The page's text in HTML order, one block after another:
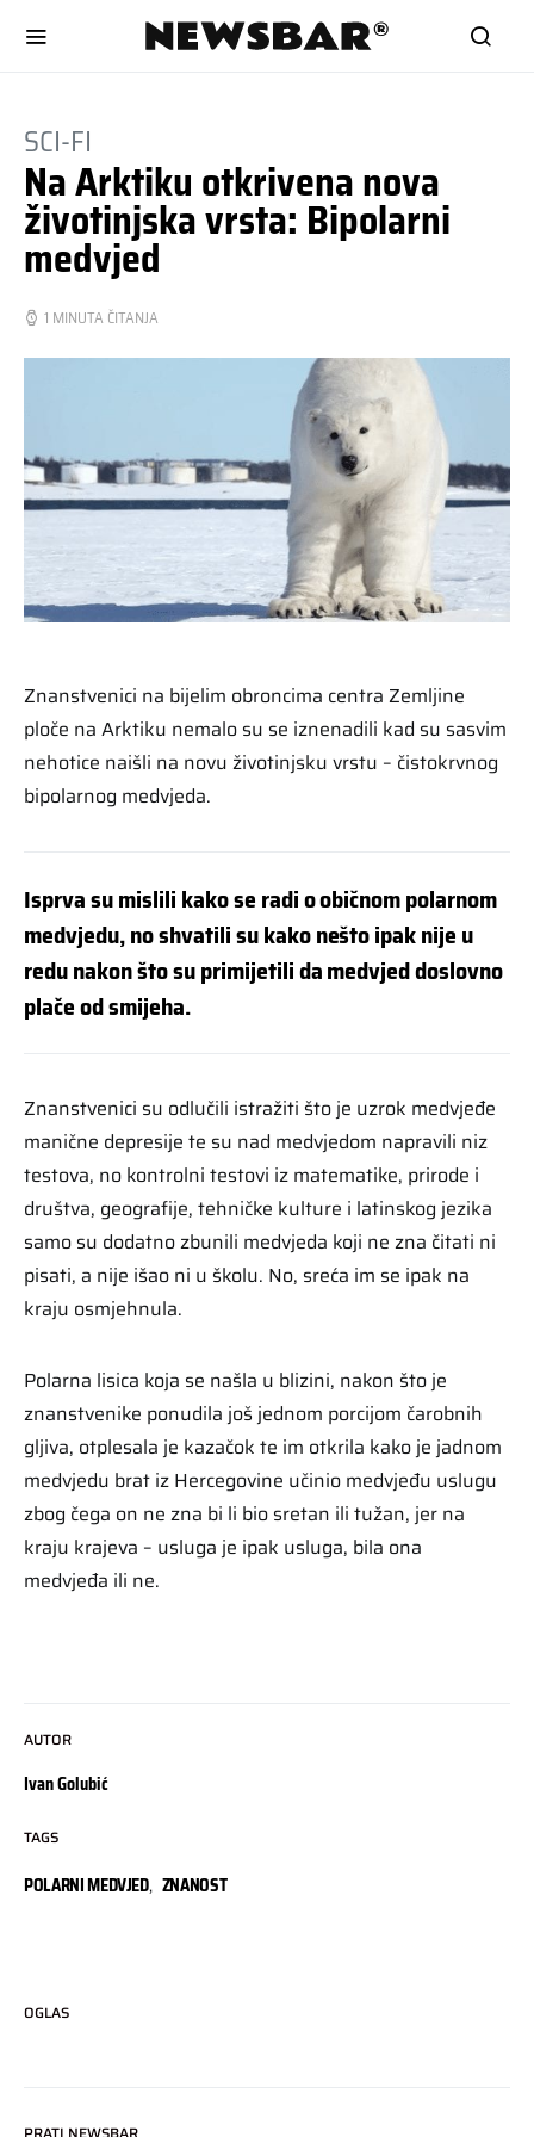
SCI-FI
Na Arktiku otkrivena nova
životinjska vrsta: Bipolarni
medvjed
1 MINUTA ČITANJA
AUTOR
Ivan Golubić
TAGS
POLARNI MEDVJED, ZNANOST
Znanstvenici na bijelim obroncima centra Zemljine
ploče na Arktiku nemalo su se iznenadili kad su sasvim
nehotice naišli na novu životinjsku vrstu – čistokrvnog
bipolarnog medvjeda.
Isprva su mislili kako se radi o običnom polarnom
medvjedu, no shvatili su kako nešto ipak nije u
redu nakon što su primijetili da medvjed doslovno
plače od smijeha.
Znanstvenici su odlučili istražiti što je uzrok medvjeđe
manične depresije te su nad medvjedom napravili niz
testova, no kontrolni testovi iz matematike, prirode i
društva, geografije, tehničke kulture i latinskog jezika
samo su dodatno zbunili medvjeda koji ne zna čitati ni
pisati, a nije išao ni u školu. No, sreća im se ipak na
kraju osmjehnula.
Polarna lisica koja se našla u blizini, nakon što je
znanstvenike ponudila još jednom porcijom čarobnih
gljiva, otplesala je kazačok te im otkrila kako je jadnom
medvjedu brat iz Hercegovine učinio medvjeđu uslugu
zbog čega on ne zna bi li bio sretan ili tužan, jer na
kraju krajeva – usluga je ipak usluga, bila ona
medvjeđa ili ne.
OGLAS